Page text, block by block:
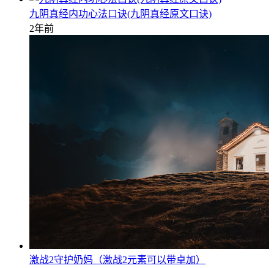
九阴真经内功心法口诀(九阴真经原文口诀)
2年前
激战2守护奶妈（激战2元素可以带卓加）